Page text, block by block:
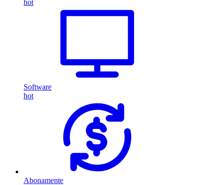
hot
Software
hot
Abonamente